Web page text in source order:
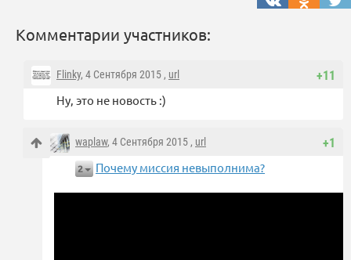
Комментарии участников:
+11
Flinky, 4 Сентября 2015 , url
Ну, это не новость :)
+1
waplaw, 4 Сентября 2015 , url
2 Почему миссия невыполнима?